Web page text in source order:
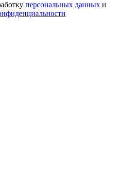
персональных данных и